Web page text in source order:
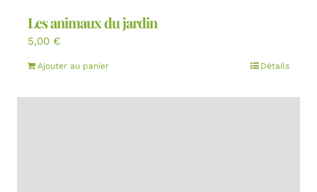
Les animaux du jardin
5,00 €
Ajouter au panier Détails